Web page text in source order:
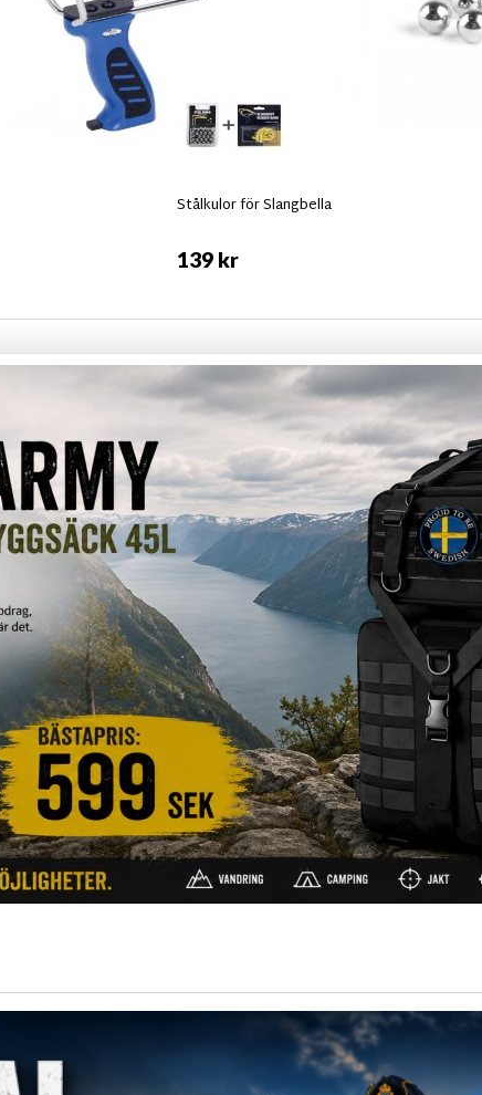
Stålkulor för Slangbella
139 kr